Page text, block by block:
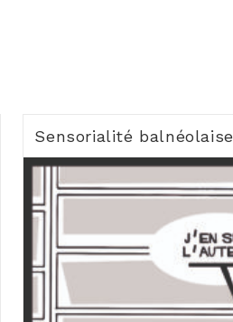
Sensorialité balnéolaise